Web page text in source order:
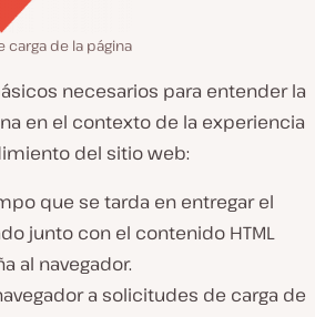
carga de la página
necesarios para entender la
en el contexto de la experiencia
del sitio web:
que se tarda en entregar el
junto con el contenido HTML
al navegador.
a solicitudes de carga de